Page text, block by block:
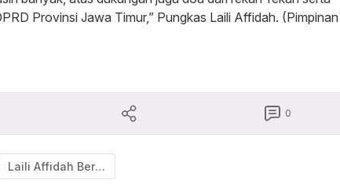
Provinsi Jawa Timur,” Pungkas Laili Affidah. (Pimpinan
0
Laili Affidah Berbagi Parcel dan Voucher Belanja Baju Lebaran